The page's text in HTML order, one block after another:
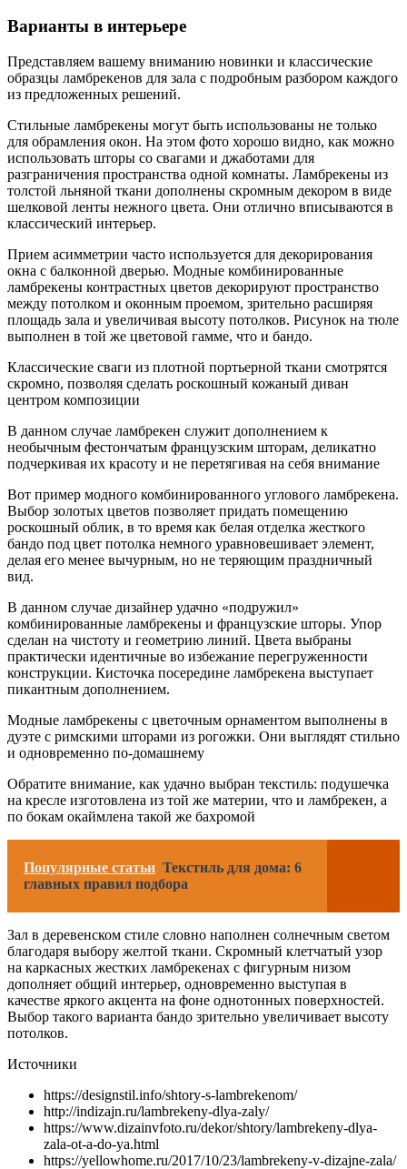
Варианты в интерьере
Представляем вашему вниманию новинки и классические
образцы ламбрекенов для зала с подробным разбором каждого
из предложенных решений.
Стильные ламбрекены могут быть использованы не только
для обрамления окон. На этом фото хорошо видно, как можно
использовать шторы со свагами и джаботами для
разграничения пространства одной комнаты. Ламбрекены из
толстой льняной ткани дополнены скромным декором в виде
шелковой ленты нежного цвета. Они отлично вписываются в
классический интерьер.
Прием асимметрии часто используется для декорирования
окна с балконной дверью. Модные комбинированные
ламбрекены контрастных цветов декорируют пространство
между потолком и оконным проемом, зрительно расширяя
площадь зала и увеличивая высоту потолков. Рисунок на тюле
выполнен в той же цветовой гамме, что и бандо.
Классические сваги из плотной портьерной ткани смотрятся
скромно, позволяя сделать роскошный кожаный диван
центром композиции
В данном случае ламбрекен служит дополнением к
необычным фестончатым французским шторам, деликатно
подчеркивая их красоту и не перетягивая на себя внимание
Вот пример модного комбинированного углового ламбрекена.
Выбор золотых цветов позволяет придать помещению
роскошный облик, в то время как белая отделка жесткого
бандо под цвет потолка немного уравновешивает элемент,
делая его менее вычурным, но не теряющим праздничный
вид.
В данном случае дизайнер удачно «подружил»
комбинированные ламбрекены и французские шторы. Упор
сделан на чистоту и геометрию линий. Цвета выбраны
практически идентичные во избежание перегруженности
конструкции. Кисточка посередине ламбрекена выступает
пикантным дополнением.
Модные ламбрекены с цветочным орнаментом выполнены в
дуэте с римскими шторами из рогожки. Они выглядят стильно
и одновременно по-домашнему
Обратите внимание, как удачно выбран текстиль: подушечка
на кресле изготовлена из той же материи, что и ламбрекен, а
по бокам окаймлена такой же бахромой
Популярные статьи Текстиль для дома: 6
главных правил подбора
Зал в деревенском стиле словно наполнен солнечным светом
благодаря выбору желтой ткани. Скромный клетчатый узор
на каркасных жестких ламбрекенах с фигурным низом
дополняет общий интерьер, одновременно выступая в
качестве яркого акцента на фоне однотонных поверхностей.
Выбор такого варианта бандо зрительно увеличивает высоту
потолков.
Источники
https://designstil.info/shtory-s-lambrekenom/
http://indizajn.ru/lambrekeny-dlya-zaly/
https://www.dizainvfoto.ru/dekor/shtory/lambrekeny-dlya-
zala-ot-a-do-ya.html
https://yellowhome.ru/2017/10/23/lambrekeny-v-dizajne-zala/